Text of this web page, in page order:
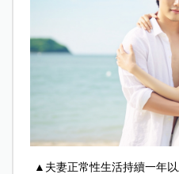
▲夫妻正常性生活持續一年